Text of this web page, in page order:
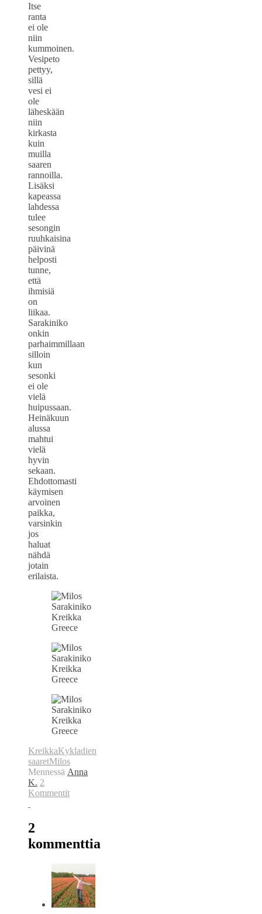
Itse
ranta
ei ole
niin
kummoinen.
Vesipeto
pettyy,
sillä
vesi ei
ole
läheskään
niin
kirkasta
kuin
muilla
saaren
rannoilla.
Lisäksi
kapeassa
lahdessa
tulee
sesongin
ruuhkaisina
päivinä
helposti
tunne,
että
ihmisiä
on
liikaa.
Sarakiniko
onkin
parhaimmillaan
silloin
kun
sesonki
ei ole
vielä
huipussaan.
Heinäkuun
alussa
mahtui
vielä
hyvin
sekaan.
Ehdottomasti
käymisen
arvoinen
paikka,
varsinkin
jos
haluat
nähdä
jotain
erilaista.
KreikkaKykladien
saaretMilos
Mennessä Anna
K. 2
Kommentit
2
kommenttia